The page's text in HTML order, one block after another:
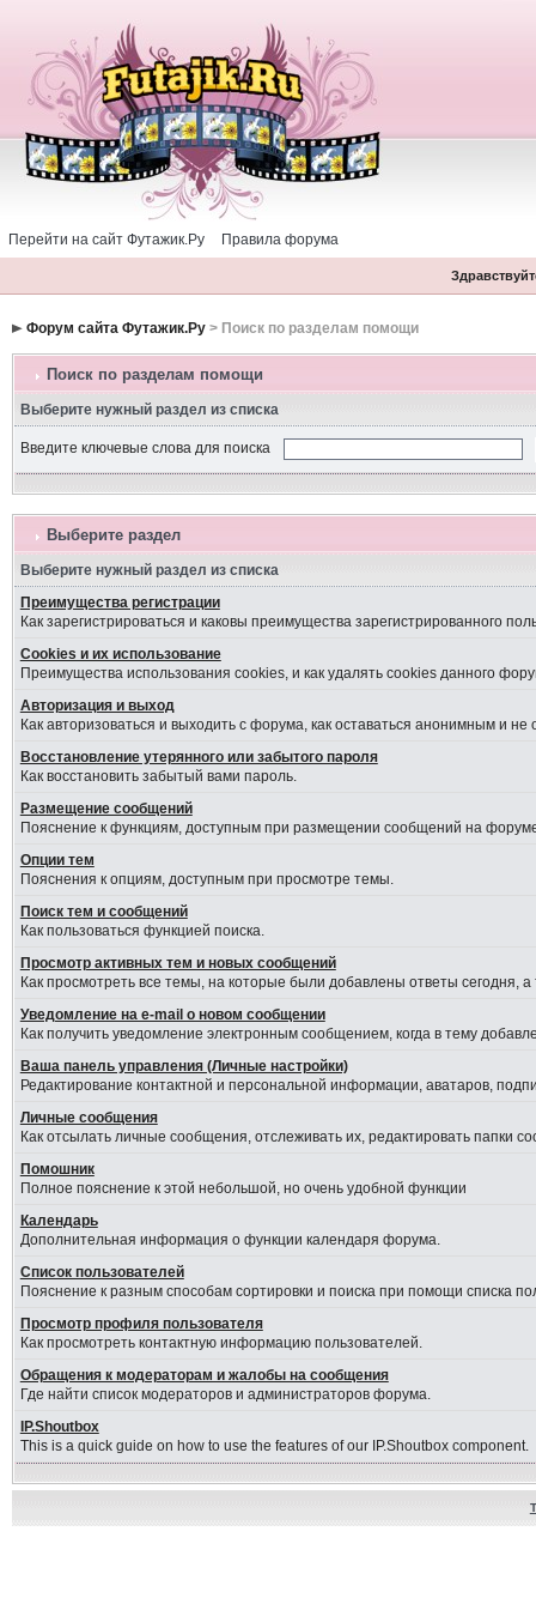
Перейти на сайт Футажик.Ру Правила форума
Форум сайта Футажик.Ру> Поиск по разделам помощи
Поиск по разделам помощи
Выберите нужный раздел из списка
Введите ключевые слова для поиска
Выберите раздел
Выберите нужный раздел из списка
Преимущества регистрации
Как зарегистрироваться и каковы преимущества зарегистрированного
Cookies и их использование
Преимущества использования cookies, и как удалять cookies данного
Авторизация и выход
Как авторизоваться и выходить с форума, как оставаться анонимным и
Восстановление утерянного или забытого пароля
Как восстановить забытый вами пароль.
Размещение сообщений
Пояснение к функциям, доступным при размещении сообщений на
Опции тем
Пояснения к опциям, доступным при просмотре темы.
Поиск тем и сообщений
Как пользоваться функцией поиска.
Просмотр активных тем и новых сообщений
Как просмотреть все темы, на которые были добавлены ответы сегодня,
Уведомление на е-mail о новом сообщении
Как получить уведомление электронным сообщением, когда в тему
Ваша панель управления (Личные настройки)
Редактирование контактной и персональной информации, аватаров,
Личные сообщения
Как отсылать личные сообщения, отслеживать их, редактировать папки
Помошник
Полное пояснение к этой небольшой, но очень удобной функции
Календарь
Дополнительная информация о функции календаря форума.
Список пользователей
Пояснение к разным способам сортировки и поиска при помощи списка
Просмотр профиля пользователя
Как просмотреть контактную информацию пользователей.
Обращения к модераторам и жалобы на сообщения
Где найти список модераторов и администраторов форума.
IP.Shoutbox
This is a quick guide on how to use the features of our IP.Shoutbox component.